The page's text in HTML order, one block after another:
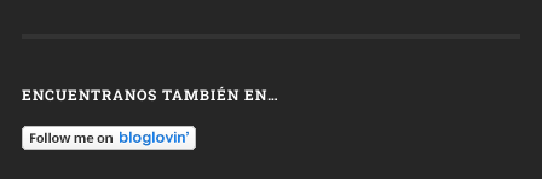
ENCUENTRANOS TAMBIÉN EN…